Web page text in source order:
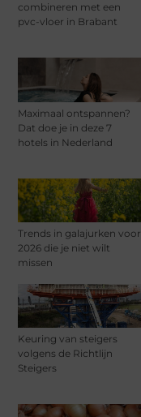
combineren met een
pvc-vloer in Brabant
Maximaal ontspannen?
Dat doe je in deze 7
hotels in Nederland
Trends in galajurken voor
2026 die je niet wilt
missen
Keuring van steigers
volgens de Richtlijn
Steigers